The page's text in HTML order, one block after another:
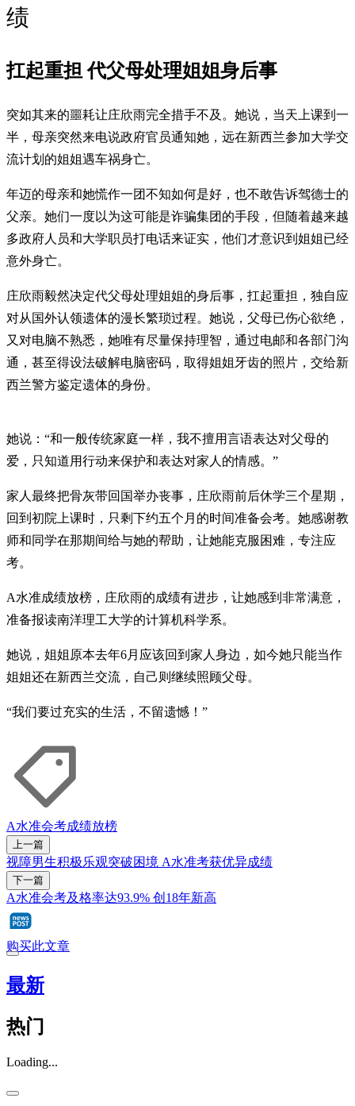
绩
扛起重担 代父母处理姐姐身后事
突如其来的噩耗让庄欣雨完全措手不及。她说，当天上课到一
半，母亲突然来电说政府官员通知她，远在新西兰参加大学交
流计划的姐姐遇车祸身亡。
年迈的母亲和她慌作一团不知如何是好，也不敢告诉驾德士的
父亲。她们一度以为这可能是诈骗集团的手段，但随着越来越
多政府人员和大学职员打电话来证实，他们才意识到姐姐已经
意外身亡。
庄欣雨毅然决定代父母处理姐姐的身后事，扛起重担，独自应
对从国外认领遗体的漫长繁琐过程。她说，父母已伤心欲绝，
又对电脑不熟悉，她唯有尽量保持理智，通过电邮和各部门沟
通，甚至得设法破解电脑密码，取得姐姐牙齿的照片，交给新
西兰警方鉴定遗体的身份。
她说：“和一般传统家庭一样，我不擅用言语表达对父母的
爱，只知道用行动来保护和表达对家人的情感。”
家人最终把骨灰带回国举办丧事，庄欣雨前后休学三个星期，
回到初院上课时，只剩下约五个月的时间准备会考。她感谢教
师和同学在那期间给与她的帮助，让她能克服困难，专注应
考。
A水准成绩放榜，庄欣雨的成绩有进步，让她感到非常满意，
准备报读南洋理工大学的计算机科学系。
她说，姐姐原本去年6月应该回到家人身边，如今她只能当作
姐姐还在新西兰交流，自己则继续照顾父母。
“我们要过充实的生活，不留遗憾！”
A水准会考成绩放榜
上一篇
视障男生积极乐观突破困境 A水准考获优异成绩
下一篇
A水准会考及格率达93.9% 创18年新高
购买此文章
最新
热门
Loading...